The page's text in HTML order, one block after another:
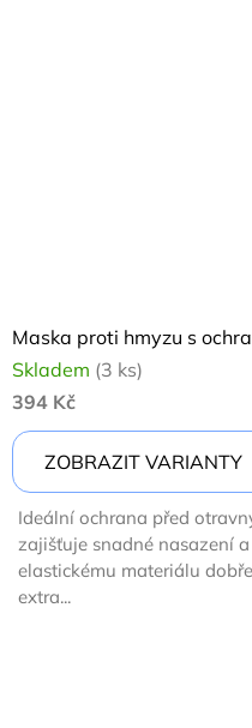
Maska proti hmyzu s
Skladem (3 ks)
394 Kč
ZOBRAZIT VARIANTY
Ideální ochrana před
zajišťuje snadné nasazení
elastickému materiálu
extra...